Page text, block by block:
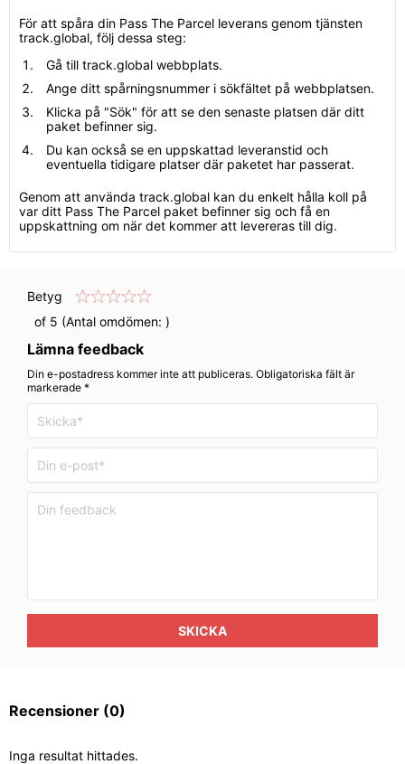
För att spåra din Pass The Parcel leverans genom tjänsten
track.global, följ dessa steg:
Gå till track.global webbplats.
Ange ditt spårningsnummer i sökfältet på webbplatsen.
Klicka på "Sök" för att se den senaste platsen där ditt
paket befinner sig.
Du kan också se en uppskattad leveranstid och
eventuella tidigare platser där paketet har passerat.
Genom att använda track.global kan du enkelt hålla koll på
var ditt Pass The Parcel paket befinner sig och få en
uppskattning om när det kommer att levereras till dig.
Betyg
of 5 (Antal omdömen: )
Lämna feedback
Din e-postadress kommer inte att publiceras. Obligatoriska fält är
markerade *
SKICKA
Recensioner (0)
Inga resultat hittades.